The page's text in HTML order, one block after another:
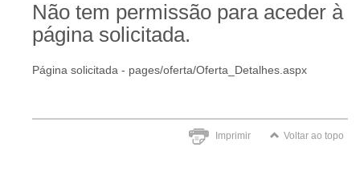
Não tem permissão para aceder à
página solicitada.
Página solicitada - pages/oferta/Oferta_Detalhes.aspx
Imprimir Voltar ao topo